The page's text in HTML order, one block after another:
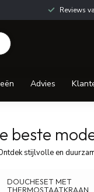
Reviews
Advies
beste
stijlvolle en
DOUCHESET MET
THERMOSTAATKRAAN